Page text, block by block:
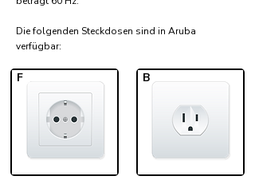
Die folgenden Steckdosen sind in Aruba
verfügbar:​
F B